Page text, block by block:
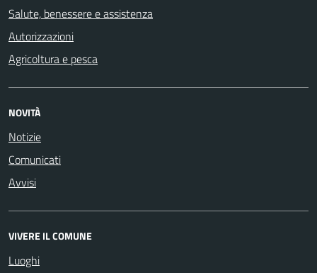
Salute, benessere e assistenza
Autorizzazioni
Agricoltura e pesca
NOVITÀ
Notizie
Comunicati
Avvisi
VIVERE IL COMUNE
Luoghi